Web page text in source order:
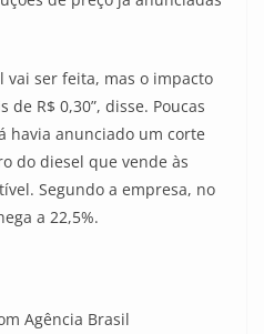
vai ser feita, mas o impacto
de R$ 0,30”, disse. Poucas
havia anunciado um corte
do diesel que vende às
Segundo a empresa, no
a 22,5%.
Agência Brasil